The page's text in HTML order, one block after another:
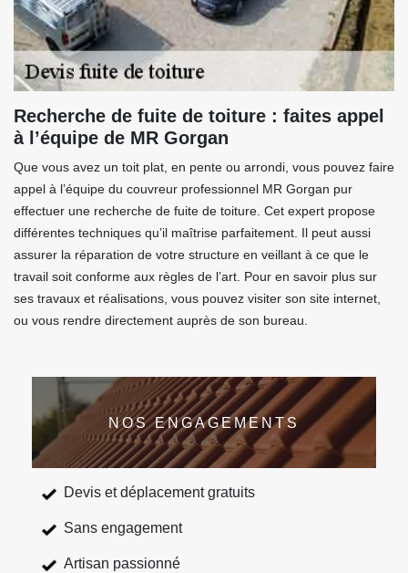
Recherche de fuite de toiture : faites appel
à l’équipe de MR Gorgan
Que vous avez un toit plat, en pente ou arrondi, vous pouvez faire
appel à l’équipe du couvreur professionnel MR Gorgan pur
effectuer une recherche de fuite de toiture. Cet expert propose
différentes techniques qu’il maîtrise parfaitement. Il peut aussi
assurer la réparation de votre structure en veillant à ce que le
travail soit conforme aux règles de l’art. Pour en savoir plus sur
ses travaux et réalisations, vous pouvez visiter son site internet,
ou vous rendre directement auprès de son bureau.
NOS ENGAGEMENTS
Devis et déplacement gratuits
Sans engagement
Artisan passionné